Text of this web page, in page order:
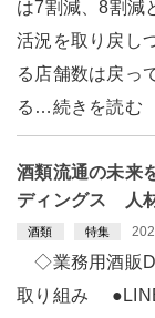
は7割減、8割減
活況を取り戻し
る店舗数は戻っ
る…続きを読む
酒類流通の未来
ディングス 人
酒類 特集
◇業務用酒販
取り組み